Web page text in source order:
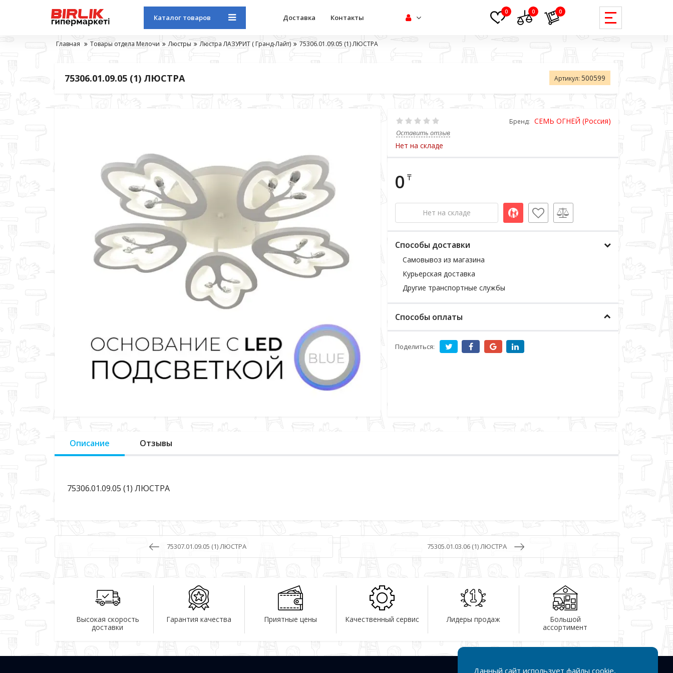
Каталог товаров Доставка Контакты
0 0 0
Главная Товары отдела Мелочи Люстры Люстра ЛАЗУРИТ ( Гранд-Лайт) 75306.01.09.05 (1) ЛЮСТРА
75306.01.09.05 (1) ЛЮСТРА Артикул: 500599
Бренд: СЕМЬ ОГНЕЙ (Россия)
Оставить отзыв
Нет на складе
0 ₸
Нет на складе
Способы доставки
Самовывоз из магазина
Курьерская доставка
Другие транспортные службы
Способы оплаты
Поделиться:
Описание Отзывы
75306.01.09.05 (1) ЛЮСТРА
75307.01.09.05 (1) ЛЮСТРА 75305.01.03.06 (1) ЛЮСТРА
Высокая скорость
доставки
Гарантия качества Приятные цены Качественный сервис Лидеры продаж
Большой
ассортимент
Данный сайт использует файлы cookie,